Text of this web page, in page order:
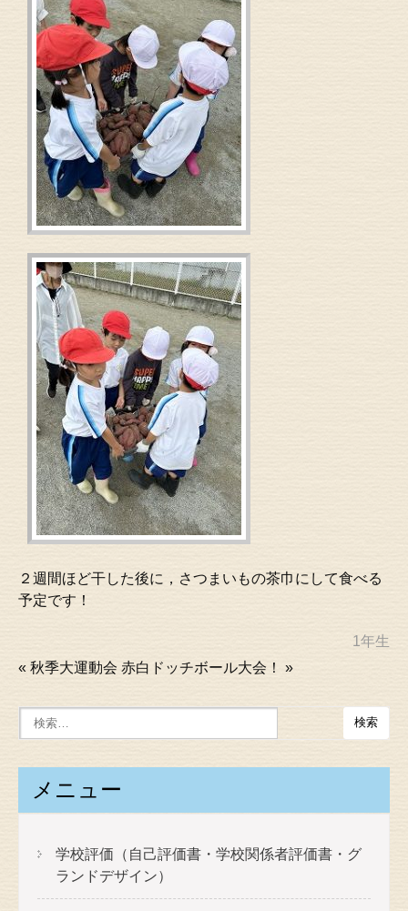
２週間ほど干した後に，さつまいもの茶巾にして食べる
予定です！
1年生
« 秋季大運動会 赤白ドッチボール大会！ »
メニュー
学校評価（自己評価書・学校関係者評価書・グ
ランドデザイン）